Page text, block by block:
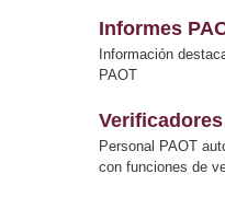
Informes
Información
PAOT
Verificadores
Personal PAOT
con funciones de